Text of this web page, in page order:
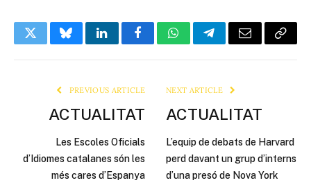
TwitterBlueskyLinkedInFacebookWhatsAppTelegramEmail Copy
PREVIOUS ARTICLE
ACTUALITAT
Les Escoles Oficials
d’Idiomes catalanes són les
més cares d’Espanya
NEXT ARTICLE
ACTUALITAT
L’equip de debats de Harvard
perd davant un grup d’interns
d’una presó de Nova York